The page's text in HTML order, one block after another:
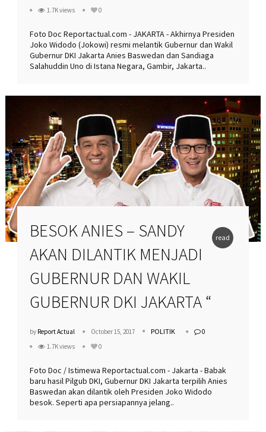
1.7K views
0
Foto Doc Reportactual.com - JAKARTA - Akhirnya Presiden
Joko Widodo (Jokowi) resmi melantik Gubernur dan Wakil
Gubernur DKI Jakarta Anies Baswedan dan Sandiaga
Salahuddin Uno di Istana Negara, Gambir, Jakarta..
read
BESOK ANIES – SANDY
AKAN DILANTIK MENJADI
GUBERNUR DAN WAKIL
GUBERNUR DKI JAKARTA “
by Report Actual October 15, 2017 POLITIK
0
1.7K views
0
Foto Doc / Istimewa Reportactual.com - Jakarta - Babak
baru hasil Pilgub DKI, Gubernur DKI Jakarta terpilih Anies
Baswedan akan dilantik oleh Presiden Joko Widodo
besok. Seperti apa persiapannya jelang..